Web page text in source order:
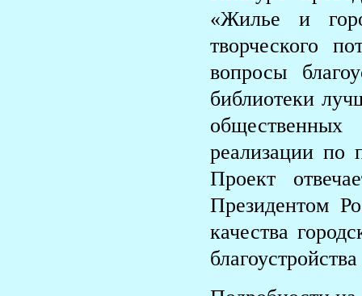
«Жилье и
творческого
вопросы
библиотеки
реализации по
Проект
Президентом
качества